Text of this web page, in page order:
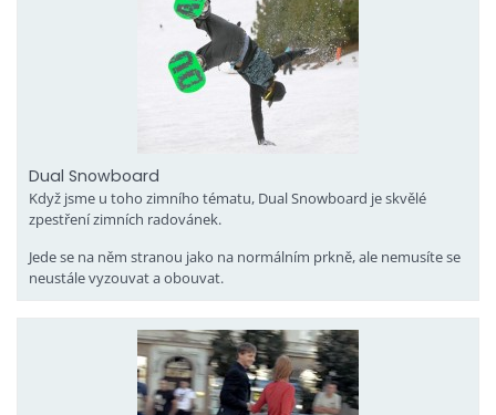
Dual Snowboard
Když jsme u toho zimního tématu, Dual Snowboard je skvělé
zpestření zimních radovánek.
Jede se na něm stranou jako na normálním prkně, ale nemusíte se
neustále vyzouvat a obouvat.